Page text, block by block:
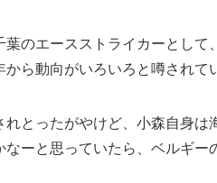
のエースストライカーとし
ら動向がいろいろと噂されて
とったがやけど、小森自身
ーと思っていたら、ベルギ